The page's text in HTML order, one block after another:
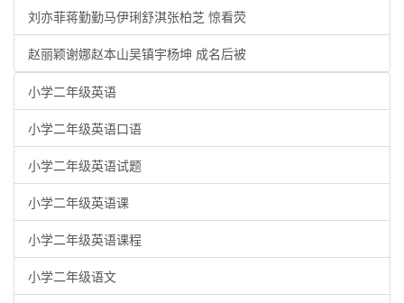
刘亦菲蒋勤勤马伊琍舒淇张柏芝 惊看荧
赵丽颖谢娜赵本山吴镇宇杨坤 成名后被
小学二年级英语
小学二年级英语口语
小学二年级英语试题
小学二年级英语课
小学二年级英语课程
小学二年级语文